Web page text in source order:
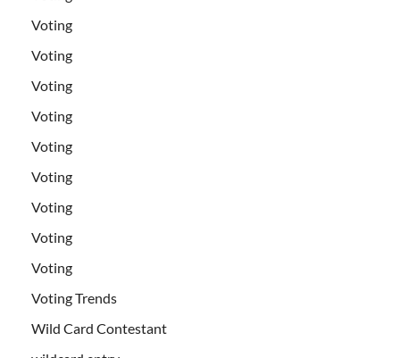
Voting
Voting
Voting
Voting
Voting
Voting
Voting
Voting
Voting
Voting Trends
Wild Card Contestant